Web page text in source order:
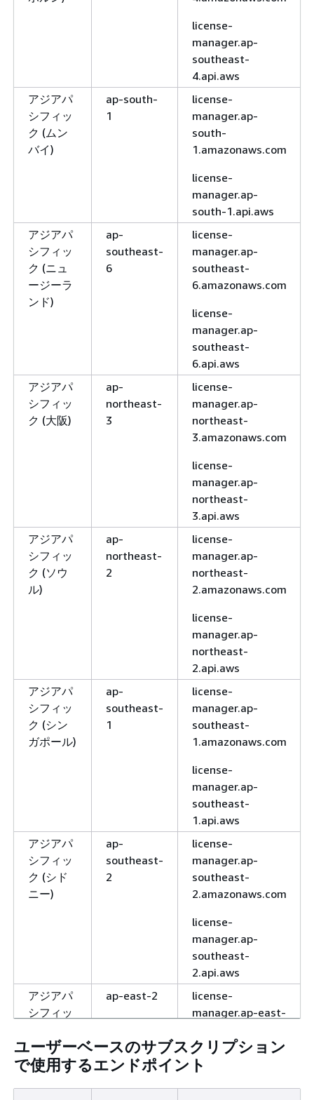
license-
manager.ap-
southeast-
4.api.aws
アジアパ
シフィッ
ク (ムン
バイ)
ap-south-
1
license-
manager.ap-
south-
1.amazonaws.com
license-
manager.ap-
south-1.api.aws
アジアパ
シフィッ
ク (ニュ
ージーラ
ンド)
ap-
southeast-
6
license-
manager.ap-
southeast-
6.amazonaws.com
license-
manager.ap-
southeast-
6.api.aws
アジアパ
シフィッ
ク (大阪)
ap-
northeast-
3
license-
manager.ap-
northeast-
3.amazonaws.com
license-
manager.ap-
northeast-
3.api.aws
アジアパ
シフィッ
ク (ソウ
ル)
ap-
northeast-
2
license-
manager.ap-
northeast-
2.amazonaws.com
license-
manager.ap-
northeast-
2.api.aws
アジアパ
シフィッ
ク (シン
ガポール)
ap-
southeast-
1
license-
manager.ap-
southeast-
1.amazonaws.com
license-
manager.ap-
southeast-
1.api.aws
アジアパ
シフィッ
ク (シド
ニー)
ap-
southeast-
2
license-
manager.ap-
southeast-
2.amazonaws.com
license-
manager.ap-
southeast-
2.api.aws
アジアパ
シフィッ
ap-east-2
license-
manager.ap-east-
license-
manager.ap-east-
2.api.aws
ユーザーベースのサブスクリプション
で使用するエンドポイント